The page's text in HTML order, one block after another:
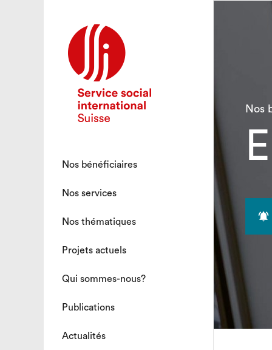
Nos bénéficiaires
Nos services
Nos thématiques
Projets actuels
Qui sommes-nous?
Publications
Actualités
Nos
